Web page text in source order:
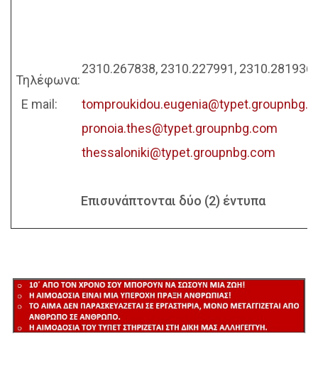
Τηλέφωνα:
2310.267838, 2310.227991, 2310.281936
E mail:
pronoia.thes@typet.groupnbg.com
thessaloniki@typet.groupnbg.com
Επισυνάπτονται δύο (2) έντυπα